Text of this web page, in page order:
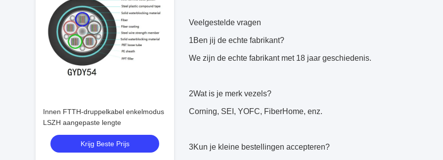
Innen FTTH-druppelkabel enkelmodus
LSZH aangepaste lengte
Krijg Beste Prijs
Veelgestelde vragen
1Ben jij de echte fabrikant?
We zijn de echte fabrikant met 18 jaar geschiedenis.
2Wat is je merk vezels?
Corning, SEI, YOFC, FiberHome, enz.
3Kun je kleine bestellingen accepteren?